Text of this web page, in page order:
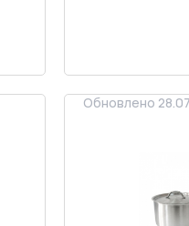
Обновлено